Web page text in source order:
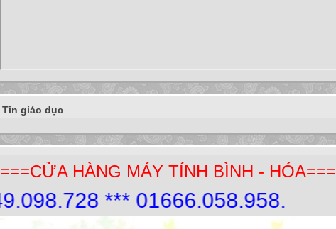
Tin giáo dục
===CỬA HÀNG MÁY TÍNH BÌNH - HÓA===
*** 01666.058.958.